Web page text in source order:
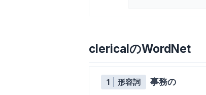
clericalのWordNet
1 形容詞 事務の